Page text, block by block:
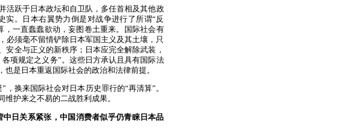
活跃于日本政坛和自卫队，多任首相及其他政
。日本右翼势力倒是对战争进行了所谓“反
，一直蠢蠢欲动，妄图卷土重来。国际社会有
必须毫不留情铲除日本军国主义及其土壤，只
全与正义的新秩序；日本应完全解除武装，
项规定之义务”。这些日方承认且具有国际法
是日本重返国际社会的政治和法律前提。
换来国际社会对日本历史罪行的“再清算”。
护来之不易的二战胜利成果。
日关系紧张，中国消费者似乎仍青睐日本品